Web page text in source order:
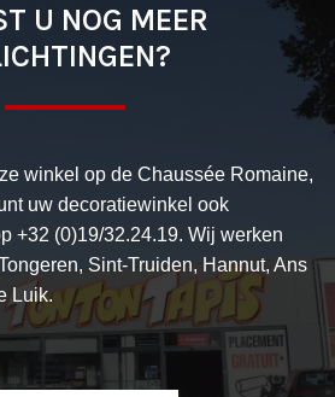
U NOG MEER
winkel op de Chaussée Romaine,
uw decoratiewinkel ook
+32 (0)19/32.24.19. Wij werken
Sint-Truiden, Hannut, Ans
Luik.